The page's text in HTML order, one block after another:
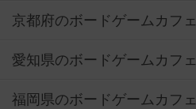
京都府のボードゲームカフェ
愛知県のボードゲームカフェ
福岡県のボードゲームカフェ